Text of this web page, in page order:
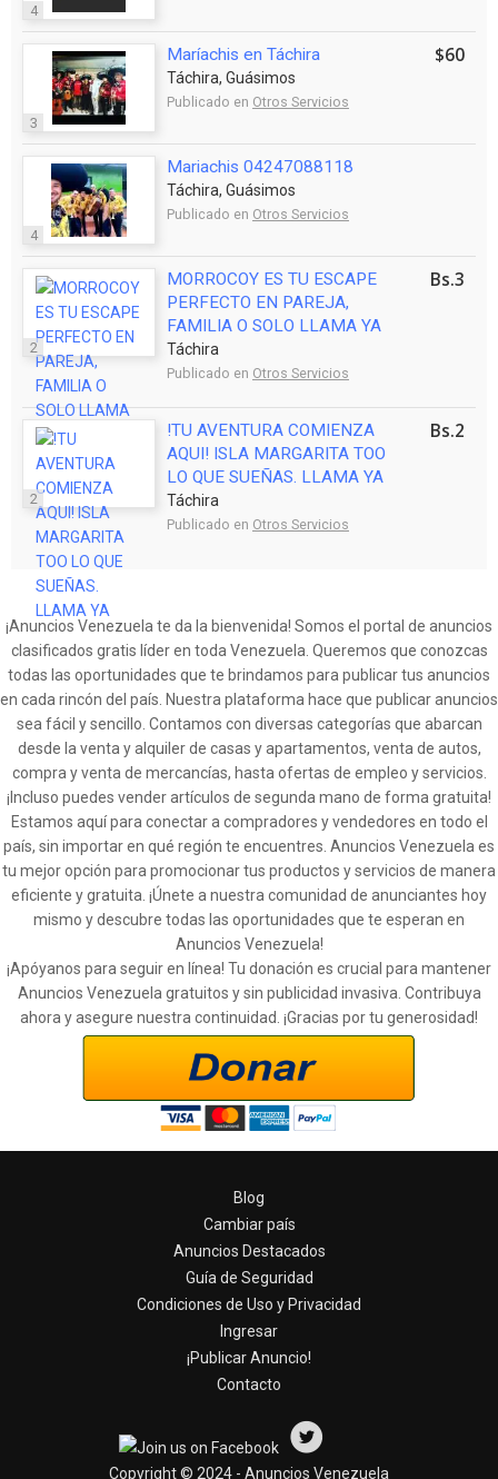
4
3
Maríachis en Táchira
Táchira, Guásimos
Publicado en Otros Servicios
$60
4
Mariachis 04247088118
Táchira, Guásimos
Publicado en Otros Servicios
2
MORROCOY ES TU ESCAPE
PERFECTO EN PAREJA,
FAMILIA O SOLO LLAMA YA
Táchira
Publicado en Otros Servicios
Bs.3
2
!TU AVENTURA COMIENZA
AQUI! ISLA MARGARITA TOO
LO QUE SUEÑAS. LLAMA YA
Táchira
Publicado en Otros Servicios
Bs.2
¡Anuncios Venezuela te da la bienvenida! Somos el portal de anuncios
clasificados gratis líder en toda Venezuela. Queremos que conozcas
todas las oportunidades que te brindamos para publicar tus anuncios
en cada rincón del país. Nuestra plataforma hace que publicar anuncios
sea fácil y sencillo. Contamos con diversas categorías que abarcan
desde la venta y alquiler de casas y apartamentos, venta de autos,
compra y venta de mercancías, hasta ofertas de empleo y servicios.
¡Incluso puedes vender artículos de segunda mano de forma gratuita!
Estamos aquí para conectar a compradores y vendedores en todo el
país, sin importar en qué región te encuentres. Anuncios Venezuela es
tu mejor opción para promocionar tus productos y servicios de manera
eficiente y gratuita. ¡Únete a nuestra comunidad de anunciantes hoy
mismo y descubre todas las oportunidades que te esperan en
Anuncios Venezuela!
¡Apóyanos para seguir en línea! Tu donación es crucial para mantener
Anuncios Venezuela gratuitos y sin publicidad invasiva. Contribuya
ahora y asegure nuestra continuidad. ¡Gracias por tu generosidad!
Blog
Cambiar país
Anuncios Destacados
Guía de Seguridad
Condiciones de Uso y Privacidad
Ingresar
¡Publicar Anuncio!
Contacto
Copyright © 2024 - Anuncios Venezuela